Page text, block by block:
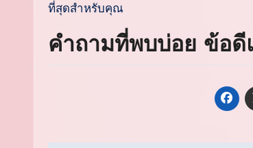
ที่สุดสำหรับคุณ
คำถามที่พบบ่อย ข้อดี